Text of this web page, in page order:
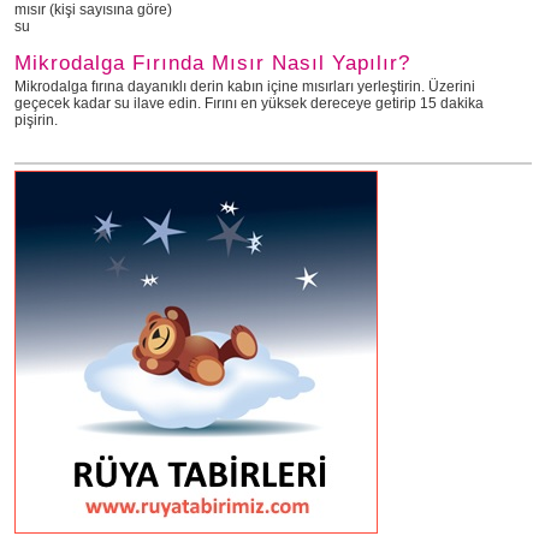
mısır (kişi sayısına göre)
su
Mikrodalga Fırında Mısır Nasıl Yapılır?
Mikrodalga fırına dayanıklı derin kabın içine mısırları yerleştirin. Üzerini
geçecek kadar su ilave edin. Fırını en yüksek dereceye getirip 15 dakika
pişirin.